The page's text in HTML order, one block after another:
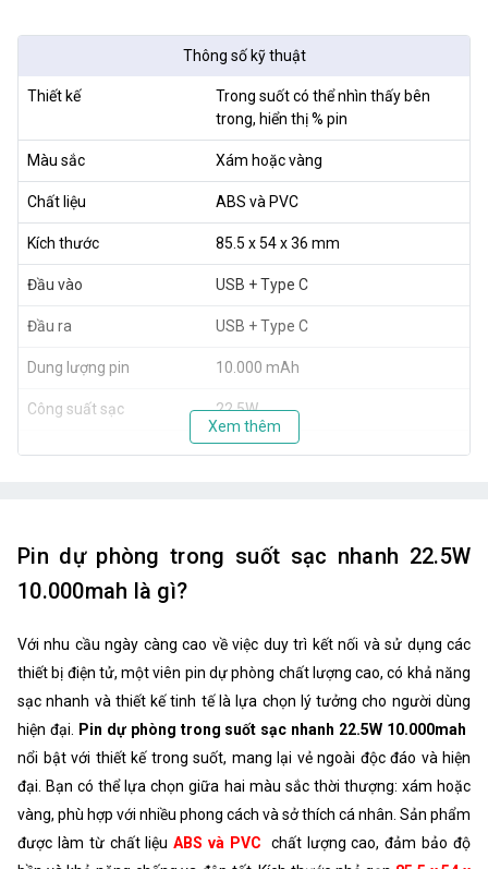
Thông số kỹ thuật
Thiết kế
Trong suốt có thể nhìn thấy bên
trong, hiển thị % pin
Màu sắc Xám hoặc vàng
Chất liệu ABS và PVC
Kích thước 85.5 x 54 x 36 mm
Đầu vào USB + Type C
Đầu ra USB + Type C
Dung lượng pin 10.000 mAh
Công suất sạc
22.5W
Xem thêm
Pin dự phòng trong suốt sạc nhanh 22.5W
10.000mah là gì?
Với nhu cầu ngày càng cao về việc duy trì kết nối và sử dụng các
thiết bị điện tử, một viên pin dự phòng chất lượng cao, có khả năng
sạc nhanh và thiết kế tinh tế là lựa chọn lý tưởng cho người dùng
hiện đại. Pin dự phòng trong suốt sạc nhanh 22.5W 10.000mah
nổi bật với thiết kế trong suốt, mang lại vẻ ngoài độc đáo và hiện
đại. Bạn có thể lựa chọn giữa hai màu sắc thời thượng: xám hoặc
vàng, phù hợp với nhiều phong cách và sở thích cá nhân. Sản phẩm
được làm từ chất liệuABS và PVC
chất lượng cao, đảm bảo độ